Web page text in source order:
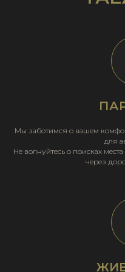
Мы заботимся о вашем
для
Не волнуйтесь о поисках
через